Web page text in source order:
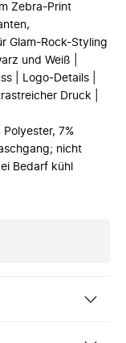
Zebra-Print
Glam-Rock-Styling
und Weiß |
| Logo-Details |
Druck |
7%
nicht
Bedarf kühl